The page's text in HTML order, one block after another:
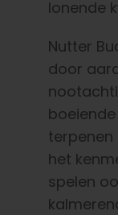
lonende
Nutter
door
terpenen
het
spelen